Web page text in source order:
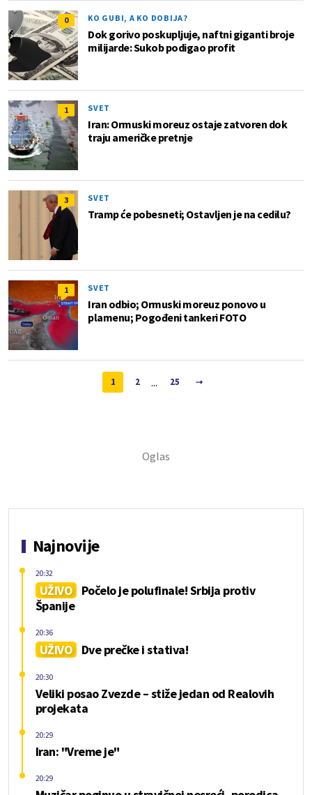
0 KO GUBI, A KO DOBIJA?
Dok gorivo poskupljuje, naftni giganti broje
milijarde: Sukob podigao profit
1 SVET
Iran: Ormuski moreuz ostaje zatvoren dok
traju američke pretnje
3 SVET
Tramp će pobesneti; Ostavljen je na cedilu?
1 SVET
Iran odbio; Ormuski moreuz ponovo u
plamenu; Pogođeni tankeri FOTO
1 2 ... 25
Najnovije
UŽIVO
Počelo je polufinale! Srbija protiv
Španije
20:32
UŽIVO Dve prečke i stativa!
20:36
Veliki posao Zvezde – stiže jedan od Realovih
projekata
20:30
Iran: "Vreme je"
20:29
20:29